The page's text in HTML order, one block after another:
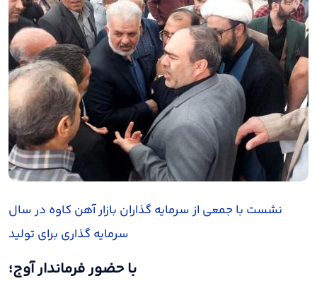
نشست با جمعی از سرمایه گذاران بازار آهن کاوه در سال
سرمایه گذاری برای تولید
با حضور فرماندار آوج؛